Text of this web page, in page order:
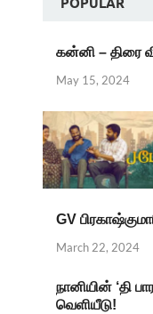
POPULAR
கன்னி – திரை
May 15, 2024
GV
March 22, 2024
நானியின் ‘தி
வெளியீடு!